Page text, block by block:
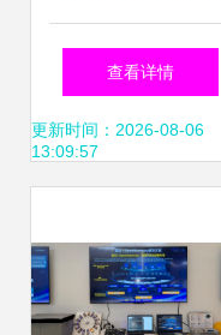
可视化解决方案解
析 智能管‌控与软件
查看详情
更新时间：2026-08-06
13:09:57